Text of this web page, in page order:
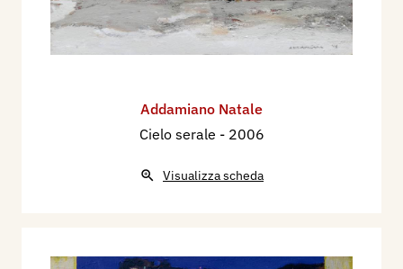
Addamiano Natale
Cielo serale - 2006
Visualizza scheda